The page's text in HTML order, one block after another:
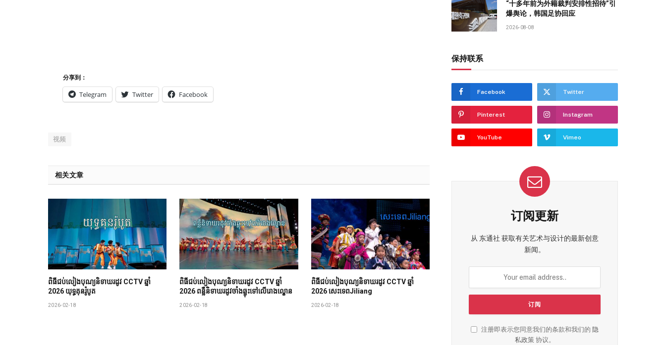
分享到：
Telegram Twitter Facebook
视频
相关文章
ពិធីជប់លៀង​បុណ្យ​និទាឃរដូវ CCTV ឆ្នាំ
2026 យុទ្ធគុនរ៉ូបូត
2026-02-18
ពិធីជប់លៀង​បុណ្យ​និទាឃរដូវ CCTV ឆ្នាំ
2026 ពន្លឺនិទាឃរដូវចាំងឆ្លុះទៅលើរោងល្ខោន
2026-02-18
ពិធីជប់លៀង​បុណ្យ​និទាឃរដូវ CCTV ឆ្នាំ
2026 សេះទេពJiliang
2026-02-18
“十多年前为外籍裁判安排性招待”引
爆舆论，韩国足协回应
2026-08-08
保持联系
Facebook Twitter
Pinterest Instagram
YouTube Vimeo
订阅更新
从 东通社 获取有关艺术与设计的最新创意
新闻。
注册即表示您同意我们的条款和我们的 隐
私政策协议。